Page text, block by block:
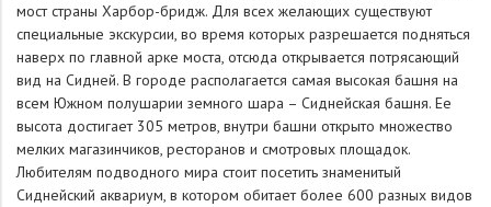
мост страны Харбор-бридж. Для всех желающих существуют
специальные экскурсии, во время которых разрешается подняться
наверх по главной арке моста, отсюда открывается потрясающий
вид на Сидней. В городе располагается самая высокая башня на
всем Южном полушарии земного шара – Сиднейская башня. Ее
высота достигает 305 метров, внутри башни открыто множество
мелких магазинчиков, ресторанов и смотровых площадок.
Любителям подводного мира стоит посетить знаменитый
Сиднейский аквариум, в котором обитает более 600 разных видов